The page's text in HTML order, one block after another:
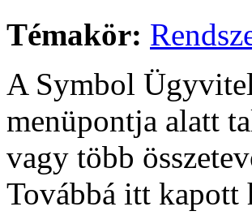
Témakör:
A Symbol
menüpontja alatt
vagy több
Továbbá itt kapott